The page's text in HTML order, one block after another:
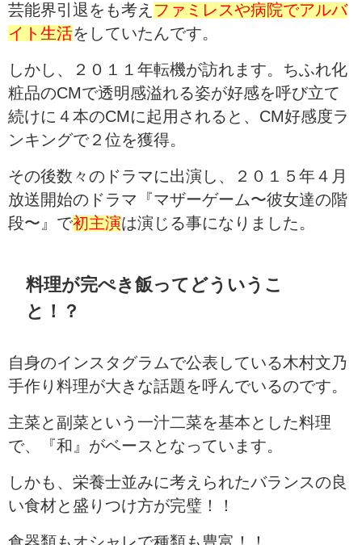
芸能界引退をも考え ファミレスや病院でアルバ
イト生活をしていたんです。
しかし、２０１１年転機が訪れます。ちふれ化
粧品のCMで透明感溢れる姿が好感を呼び立て
続けに４本のCMに起用されると、CM好感度ラ
ンキングで２位を獲得。
その後数々のドラマに出演し、２０１５年４月
放送開始のドラマ『マザーゲーム〜彼女達の階
段〜』で初主演は演じる事になりました。
料理が完ぺき飯ってどういうこ
と！？
自身のインスタグラムで公表している木村文乃
手作り料理が大きな話題を呼んでいるのです。
主菜と副菜という一汁二菜を基本とした料理
で、『和』がベースとなっています。
しかも、栄養士並みに考えられたバランスの良
い食材と盛りつけ方が完璧！！